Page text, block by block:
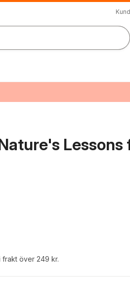
Lessons
frakt över 249 kr.